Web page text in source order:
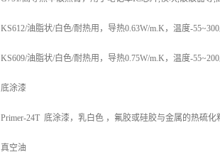
KS612/油脂状/白色/耐热用，导热0.63W/m.K，温度-
KS609/油脂状/白色/耐热用，导热0.75W/m.K，温度-
底涂漆
Primer-24T 底涂漆，乳白色 ，氟胶或硅胶与金属的热硫化
真空油